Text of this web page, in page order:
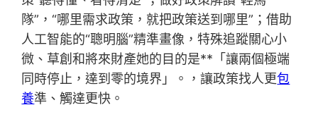
隊”，“哪里需求政策，就把政策送到哪里”；借助
人工智能的“聰明腦”精準畫像，特殊追蹤關心小
微、草創和將來財產她的目的是**「讓兩個極端
同時停止，達到零的境界」。，讓政策找人更包
養準、觸達更快。